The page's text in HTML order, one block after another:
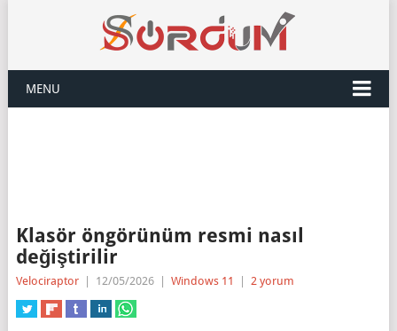
MENU
Klasör öngörünüm resmi nasıl
değiştirilir
Velociraptor 12/05/2026 Windows 11 2 yorum